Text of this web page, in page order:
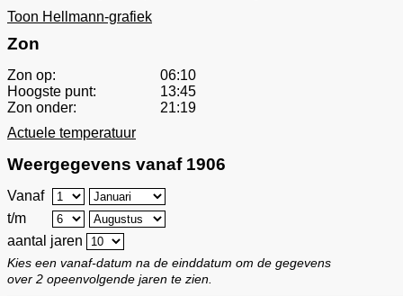
Toon Hellmann-grafiek
Zon
Zon op:
06:10
Hoogste punt:
13:45
Zon onder:
21:19
Actuele temperatuur
Weergegevens vanaf 1906
Vanaf
t/m
aantal jaren
Kies een vanaf-datum na de einddatum om de gegevens
over 2 opeenvolgende jaren te zien.